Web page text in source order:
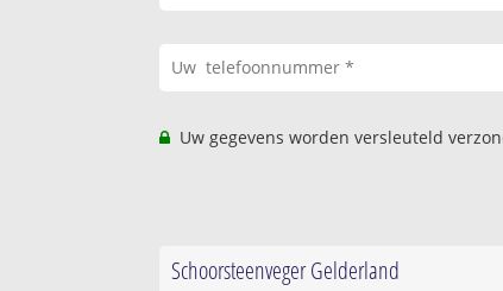
Uw gegevens worden versleuteld
Schoorsteenveger Gelderland